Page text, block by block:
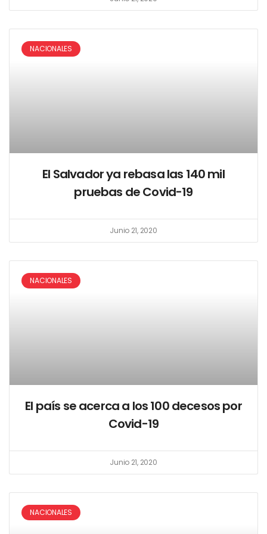
NACIONALES
El Salvador ya rebasa las 140 mil
pruebas de Covid-19
Junio 21, 2020
NACIONALES
El país se acerca a los 100 decesos por
Covid-19
Junio 21, 2020
NACIONALES